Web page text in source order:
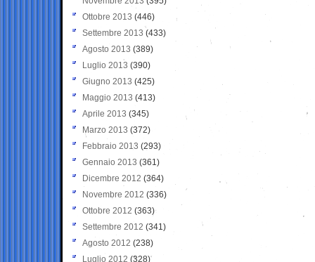
Ottobre 2013 (446)
Settembre 2013 (433)
Agosto 2013 (389)
Luglio 2013 (390)
Giugno 2013 (425)
Maggio 2013 (413)
Aprile 2013 (345)
Marzo 2013 (372)
Febbraio 2013 (293)
Gennaio 2013 (361)
Dicembre 2012 (364)
Novembre 2012 (336)
Ottobre 2012 (363)
Settembre 2012 (341)
Agosto 2012 (238)
Luglio 2012 (328)